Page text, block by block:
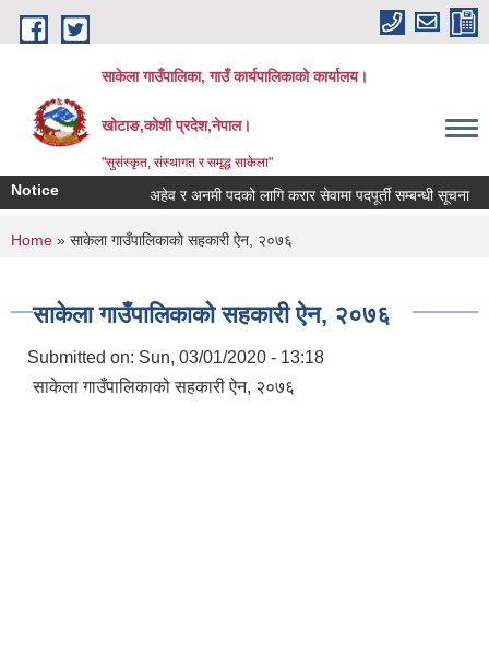
Skip to main content
साकेला गाउँपालिका, गाउँ कार्यपालिकाको कार्यालय।
खोटाङ,कोशी प्रदेश,नेपाल।
"सुसंस्कृत, संस्थागत र समृद्ध साकेला"
Notice अहेव र अनमी पदको लागि करार सेवामा पदपूर्ती सम्बन्धी सूचना
You are here
Home » साकेला गाउँपालिकाको सहकारी ऐन, २०७६
साकेला गाउँपालिकाको सहकारी ऐन, २०७६
Submitted on: Sun, 03/01/2020 - 13:18
साकेला गाउँपालिकाको सहकारी ऐन, २०७६